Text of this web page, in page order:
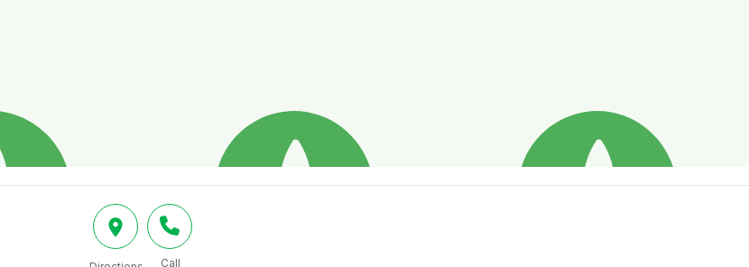
Call